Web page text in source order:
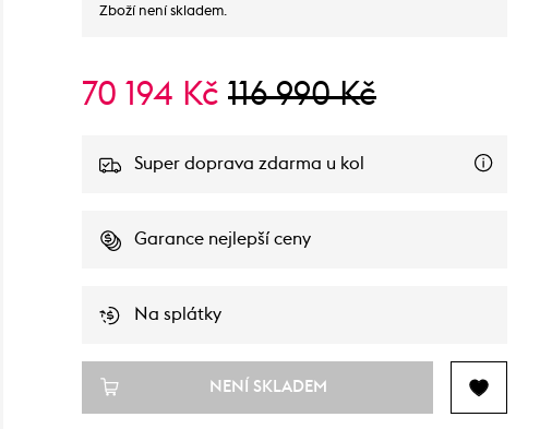
Zboží není skladem.
70 194 Kč 116 990 Kč
Super doprava zdarma u kol
Garance nejlepší ceny
Na splátky
NENÍ SKLADEM